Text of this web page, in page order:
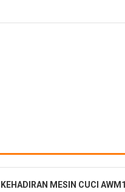
KEHADIRAN MESIN CUCI